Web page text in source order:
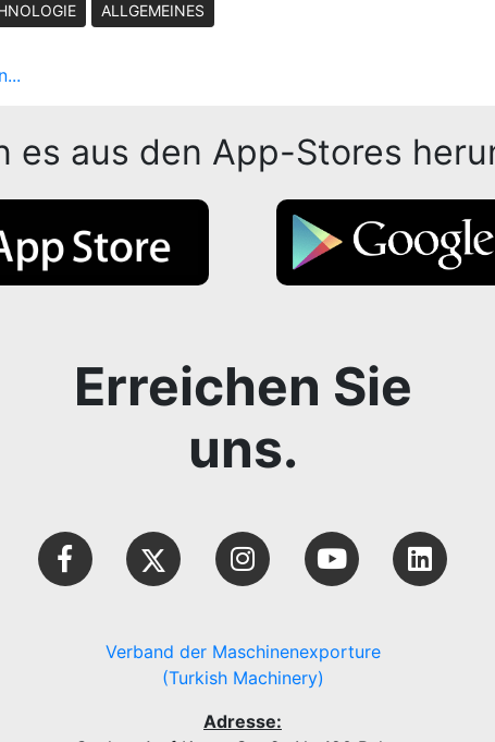
ALLGEMEINES
es aus den App-Stores
Erreichen Sie
uns.
Verband der Maschinenexporture
(Turkish Machinery)
Adresse: